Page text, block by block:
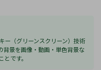
ー（グリーンスクリーン）技術
背景を画像・動画・単色背景な
です。